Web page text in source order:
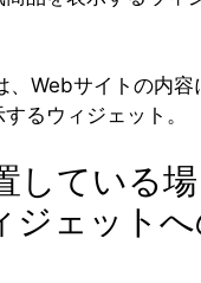
、Webサイトの内容
るウィジェット。
している場
ジェット